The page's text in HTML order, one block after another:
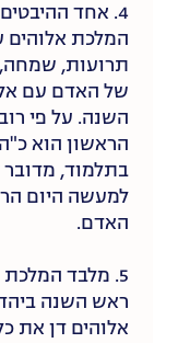
4. אחד
המלכת אלוהים
תרועות, שמחה,
של האדם עם
השנה. על פי
הראשון הוא
בתלמוד, מדובר
למעשה היום
האדם.
5. מלבד
ראש השנה
אלוהים דן את